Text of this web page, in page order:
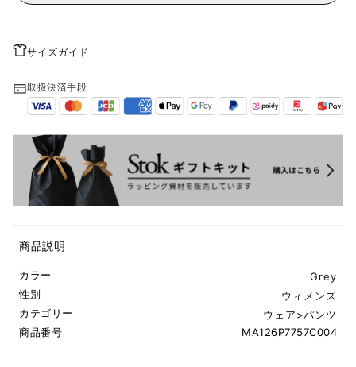
サイズガイド
取扱決済手段
商品説明
カラー
Grey
性別
ウィメンズ
カテゴリー
ウェア>パンツ
商品番号
MA126P7757C004